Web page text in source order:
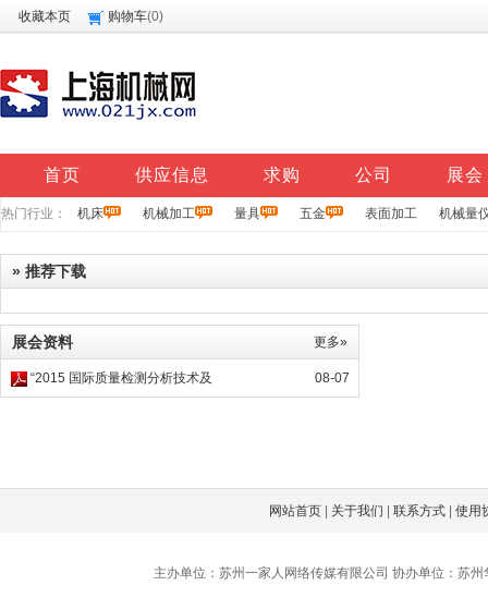
收藏本页 购物车(0)
首页 供应信息 求购 公司 展会
热门行业： 机床 机械加工 量具 五金 表面加工 机械量
» 推荐下载
更多»
展会资料
08-07
“2015 国际质量检测分析技术及
网站首页 关于我们 |联系方式 |使用
主办单位：苏州一家人网络传媒有限公司 协办单位：苏